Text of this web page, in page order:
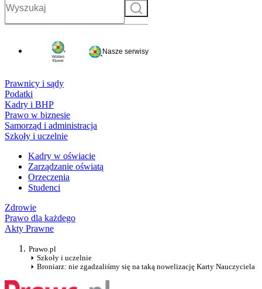
Szukaj
Nasze serwisy
Prawnicy i sądy
Podatki
Kadry i BHP
Prawo w biznesie
Samorząd i administracja
Szkoły i uczelnie
Kadry w oświacie
Zarządzanie oświatą
Orzeczenia
Studenci
Zdrowie
Prawo dla każdego
Akty Prawne
Prawo.pl
Szkoły i uczelnie
Broniarz: nie zgadzaliśmy się na taką nowelizację Karty Nauczyciela